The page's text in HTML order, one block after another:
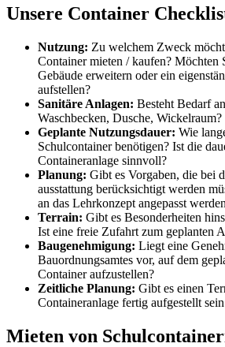
Unsere Container
Nutzung: Zu welchem Zweck
Container mieten / kaufen? Möchten
Gebäude erweitern oder ein
aufstellen?
Sanitäre Anlagen: Besteht Bedarf
Waschbecken, Dusche, Wickelraum?
Geplante Nutzungsdauer: Wie
Schulcontainer benötigen? Ist die
Containeranlage sinnvoll?
Planung: Gibt es Vorgaben, die bei
ausstattung berücksichtigt werden
an das Lehrkonzept angepasst
Terrain: Gibt es Besonderheiten
Ist eine freie Zufahrt zum geplanten
Baugenehmigung: Liegt eine
Bauordnungsamtes vor, auf dem
Container aufzustellen?
Zeitliche Planung: Gibt es einen
Containeranlage fertig aufgestellt
Mieten von